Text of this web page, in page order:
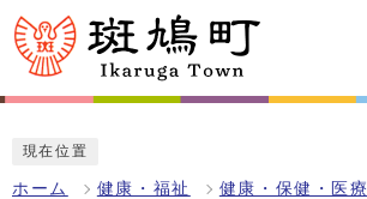
現在位置
ホーム 健康・福祉 健康・保健・医療